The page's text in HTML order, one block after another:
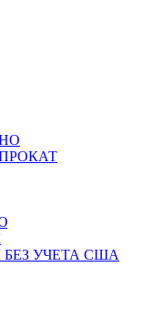
УЧЕТА США